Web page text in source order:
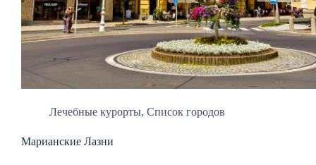
Лечебные курорты, Список городов
Марианские Лазни